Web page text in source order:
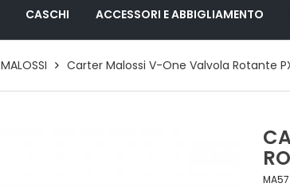
CASCHI ACCESSORI E ABBIGLIAMENTO
MALOSSI Carter Malossi V-One Valvola Rotante